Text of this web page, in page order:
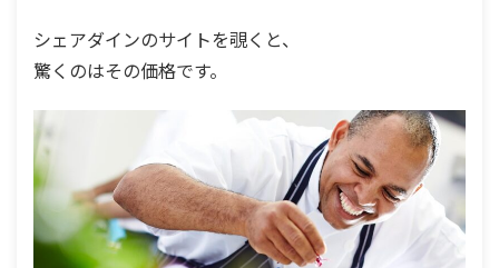
シェアダインのサイトを覗くと、
驚くのはその価格です。